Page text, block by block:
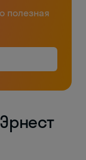
полезная